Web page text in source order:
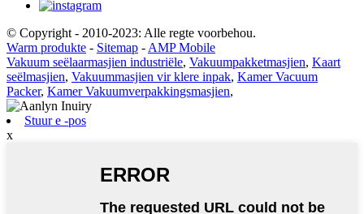
© Copyright - 2010-2023: Alle regte voorbehou.
Warm produkte - Sitemap - AMP Mobile
Vakuum seëlaarmasjien industriële, Vakuumpakketmasjien, Kaart
seëlmasjien, Vakuummasjien vir klere inpak, Kamer Vacuum
Packer, Kamer Vakuumverpakkingsmasjien,
Stuur e -pos
x